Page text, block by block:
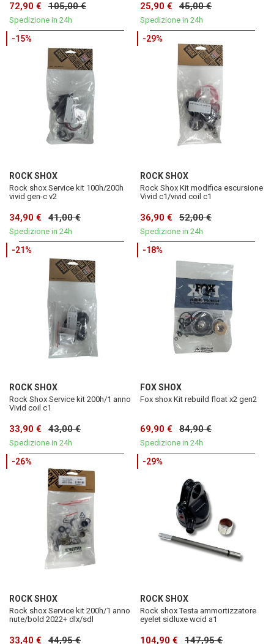
72,90 € 105,00 €
Spedizione in 24h
25,90 € 45,00 €
Spedizione in 24h
-15%
ROCK SHOX
Rock shox Service kit 100h/200h
vivid gen-c v2
34,90 € 41,00 €
Spedizione in 24h
-29%
ROCK SHOX
Rock Shox Kit modifica escursione
Vivid c1/vivid coil c1
36,90 € 52,00 €
Spedizione in 24h
-21%
ROCK SHOX
Rock Shox Service kit 200h/1 anno
Vivid coil c1
33,90 € 43,00 €
Spedizione in 24h
-18%
FOX SHOX
Fox shox Kit rebuild float x2 gen2
69,90 € 84,90 €
Spedizione in 24h
-26%
ROCK SHOX
Rock shox Service kit 200h/1 anno
nute/bold 2022+ dlx/sdl
33,40 € 44,95 €
-29%
ROCK SHOX
Rock shox Testa ammortizzatore
eyelet sidluxe wcid a1
104,90 € 147,95 €